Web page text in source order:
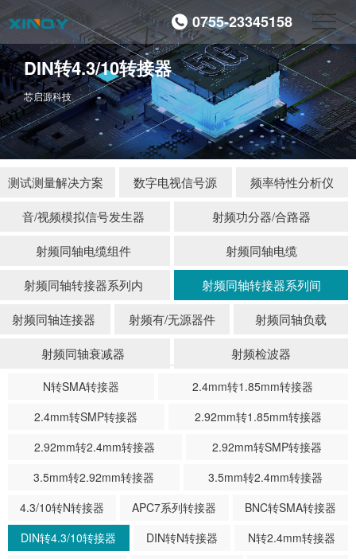
0755-23345158
DIN转4.3/10转接器
芯启源科技
测试测量解决方案 数字电视信号源 频率特性分析仪
音/视频模拟信号发生器 射频功分器/合路器
射频同轴电缆组件 射频同轴电缆
射频同轴转接器系列内 射频同轴转接器系列间
射频同轴连接器 射频有/无源器件 射频同轴负载
射频同轴衰减器 射频检波器
N转SMA转接器
2.4mm转1.85mm转接器
2.4mm转SMP转接器
2.92mm转1.85mm转接器
2.92mm转2.4mm转接器
2.92mm转SMP转接器
3.5mm转2.92mm转接器
3.5mm转2.4mm转接器
4.3/10转N转接器
APC7系列转接器
BNC转SMA转接器
DIN转4.3/10转接器
DIN转N转接器
N转2.4mm转接器